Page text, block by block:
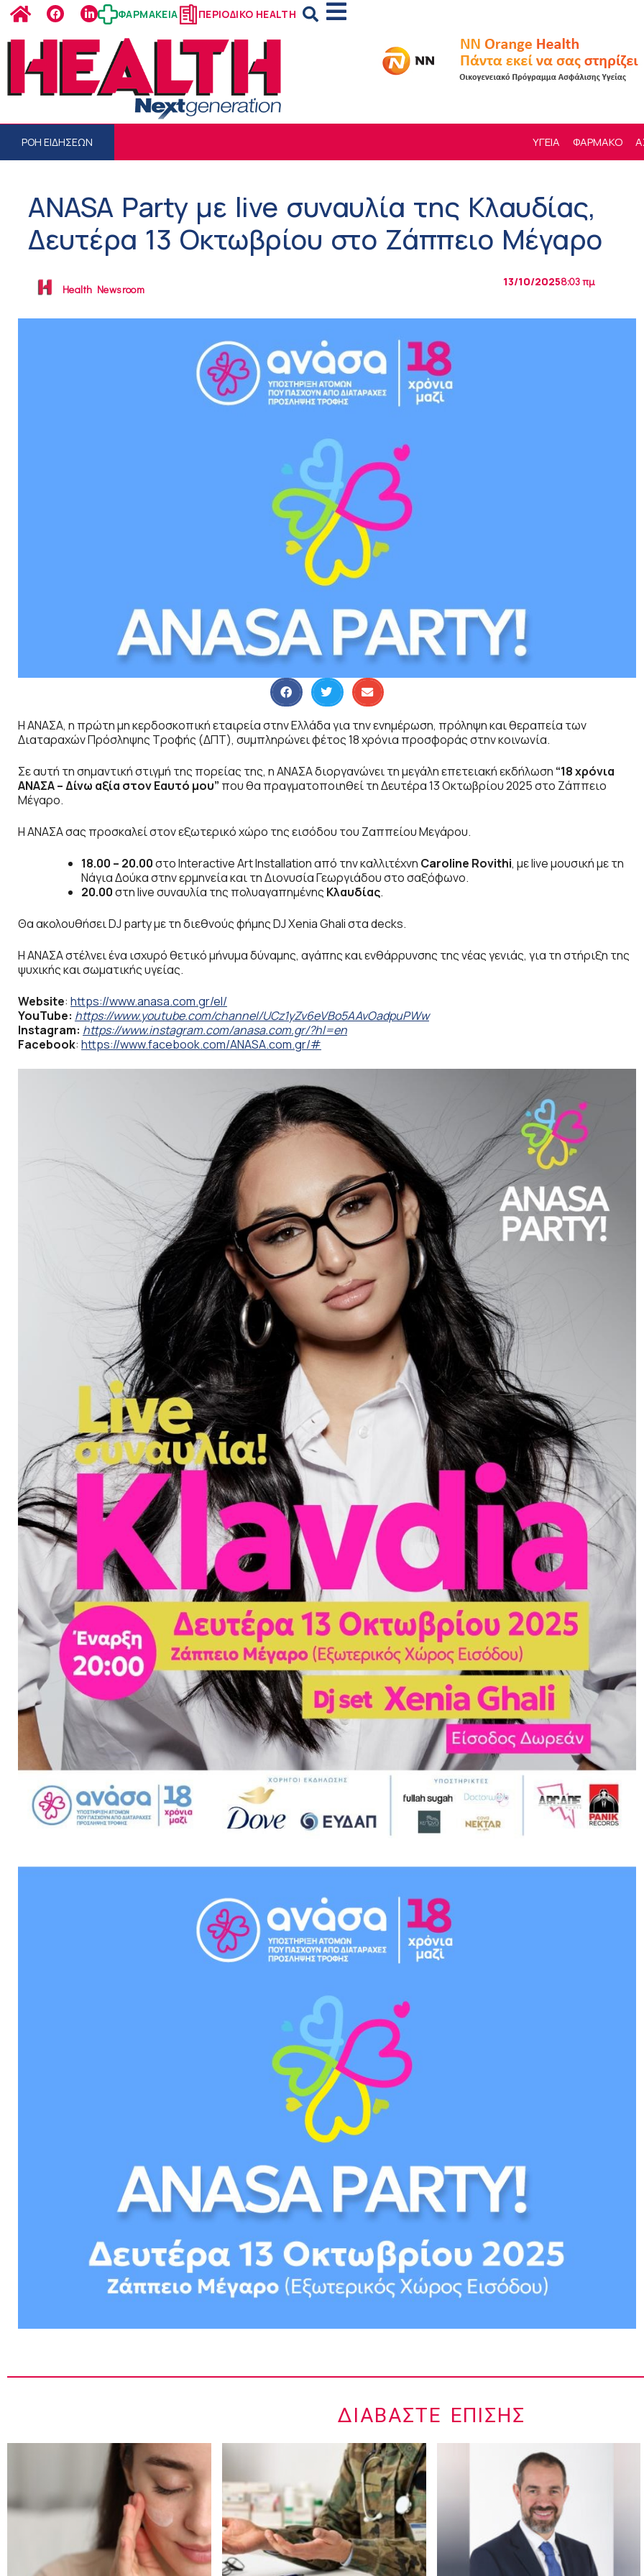
ΦΑΡΜΑΚΕΙΑ ΠΕΡΙΟΔΙΚΟ HEALTH
ΡΟΗ ΕΙΔΗΣΕΩΝ ΥΓΕΙΑ ΦΑΡΜΑΚΟ
ANASA Party με live συναυλία της Κλαυδίας,
Δευτέρα 13 Οκτωβρίου στο Ζάππειο Μέγαρο
Health Newsroom
13/10/20258:03 πμ
Η ΑΝΑΣΑ, η πρώτη μη κερδοσκοπική εταιρεία στην Ελλάδα για την ενημέρωση, πρόληψη και θεραπεία των
Διαταραχών Πρόσληψης Τροφής (ΔΠΤ), συμπληρώνει φέτος 18 χρόνια προσφοράς στην κοινωνία.
Σε αυτή τη σημαντική στιγμή της πορείας της, η ΑΝΑΣΑ διοργανώνει τη μεγάλη επετειακή εκδήλωση “18 χρόνια
ΑΝΑΣΑ – Δίνω αξία στον Εαυτό μου” που θα πραγματοποιηθεί τη Δευτέρα 13 Οκτωβρίου 2025 στο Ζάππειο
Μέγαρο.
Η ΑΝΑΣΑ σας προσκαλεί στον εξωτερικό χώρο της εισόδου του Ζαππείου Μεγάρου.
18.00 – 20.00στο Interactive Art Installation από την καλλιτέχνη Caroline Rovithi, με live μουσική με τη
Νάγια Δούκα στην ερμηνεία και τη Διονυσία Γεωργιάδου στο σαξόφωνο.
20.00στη live συναυλία της πολυαγαπημένης Κλαυδίας.
Θα ακολουθήσει DJ party με τη διεθνούς φήμης DJ Xenia Ghali στα decks.
Η ΑΝΑΣΑ στέλνει ένα ισχυρό θετικό μήνυμα δύναμης, αγάπης και ενθάρρυνσης της νέας γενιάς, για τη στήριξη της
ψυχικής και σωματικής υγείας.
Website: https://www.anasa.com.gr/el/
YouTube: https://www.youtube.com/channel/UCz1yZv6eVBo5AAvOadpuPWw
Instagram: https://www.instagram.com/anasa.com.gr/?hl=en
Facebook: https://www.facebook.com/ANASA.com.gr/#
ΔΙΑΒΆΣΤΕ ΕΠΊΣΗΣ